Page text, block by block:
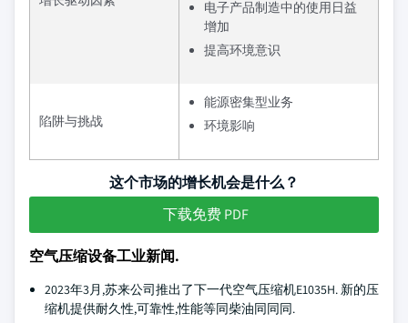
电子产品制造中的使用日益
增加
提高环境意识
陷阱与挑战
能源密集型业务
环境影响
这个市场的增长机会是什么？
下载免费 PDF
空气压缩设备工业新闻.
2023年3月,苏来公司推出了下一代空气压缩机E1035H. 新的压
缩机提供耐久性,可靠性,性能等同柴油同同同.